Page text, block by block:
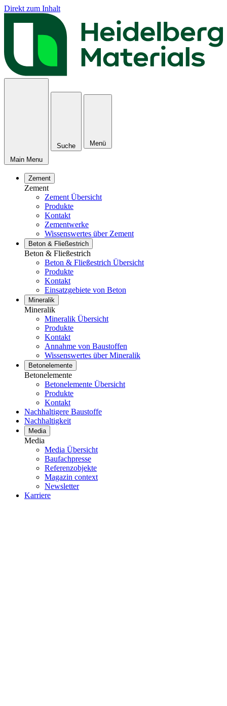
Direkt zum Inhalt
Main Menu
Suche Menü
Zement
Zement
Zement Übersicht
Produkte
Kontakt
Zementwerke
Wissenswertes über Zement
Beton & Fließestrich
Beton & Fließestrich
Beton & Fließestrich Übersicht
Produkte
Kontakt
Einsatzgebiete von Beton
Mineralik
Mineralik
Mineralik Übersicht
Produkte
Kontakt
Annahme von Baustoffen
Wissenswertes über Mineralik
Betonelemente
Betonelemente
Betonelemente Übersicht
Produkte
Kontakt
Nachhaltigere Baustoffe
Nachhaltigkeit
Media
Media
Media Übersicht
Baufachpresse
Referenzobjekte
Magazin context
Newsletter
Karriere